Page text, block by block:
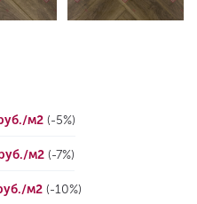
м2 (-5%)
м2 (-7%)
м2 (-10%)